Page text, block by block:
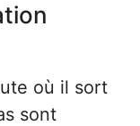
où il sort
sont